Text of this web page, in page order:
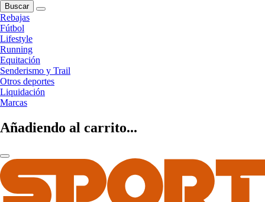
Buscar
Rebajas
Fútbol
Lifestyle
Running
Equitación
Senderismo y Trail
Otros deportes
Liquidación
Marcas
Añadiendo al carrito...